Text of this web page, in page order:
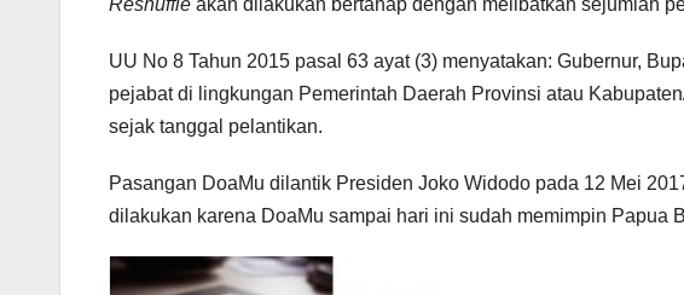
UU No 8 Tahun 2015 pasal 63 ayat (3) menyatakan: Gubernur,
pejabat di lingkungan Pemerintah Daerah Provinsi atau
sejak tanggal pelantikan.
Pasangan DoaMu dilantik Presiden Joko Widodo pada 12 Mei
dilakukan karena DoaMu sampai hari ini sudah memimpin Papua